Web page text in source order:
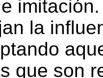
la
que son